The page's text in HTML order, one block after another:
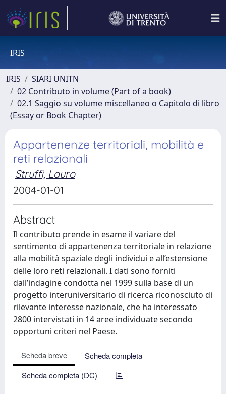
IRIS
IRIS
SIARI UNITN
02 Contributo in volume (Part of a book)
02.1 Saggio su volume miscellaneo o Capitolo di libro
(Essay or Book Chapter)
Appartenenze territoriali, mobilità e
reti relazionali
Struffi, Lauro
2004-01-01
Abstract
Il contributo prende in esame il variare del
sentimento di appartenenza territoriale in relazione
alla mobilità spaziale degli individui e all’estensione
delle loro reti relazionali. I dati sono forniti
dall’indagine condotta nel 1999 sulla base di un
progetto interuniversitario di ricerca riconosciuto di
rilevante interesse nazionale, che ha interessato
2800 intervistati in 14 aree individuate secondo
opportuni criteri nel Paese.
Scheda breve
Scheda completa
Scheda completa (DC)